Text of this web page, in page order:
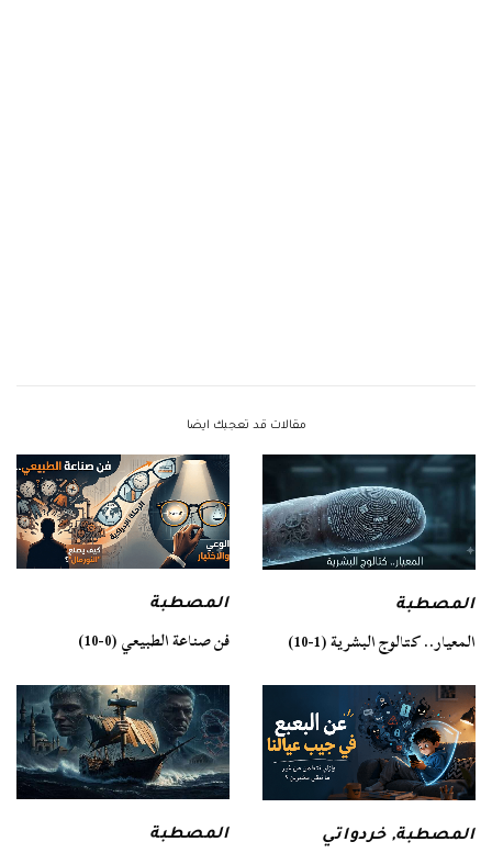
مقالات قد تعجبك ايضا
المصطبة
المعيار.. كتالوج البشرية (1-10)
المصطبة
فن صناعة الطبيعي (0-10)
المصطبة,خردواتي المصطبة